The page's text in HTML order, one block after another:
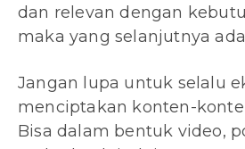
dan relevan dengan
maka yang selanjutnya
Jangan lupa untuk selalu
menciptakan konten-
Bisa dalam bentuk video,